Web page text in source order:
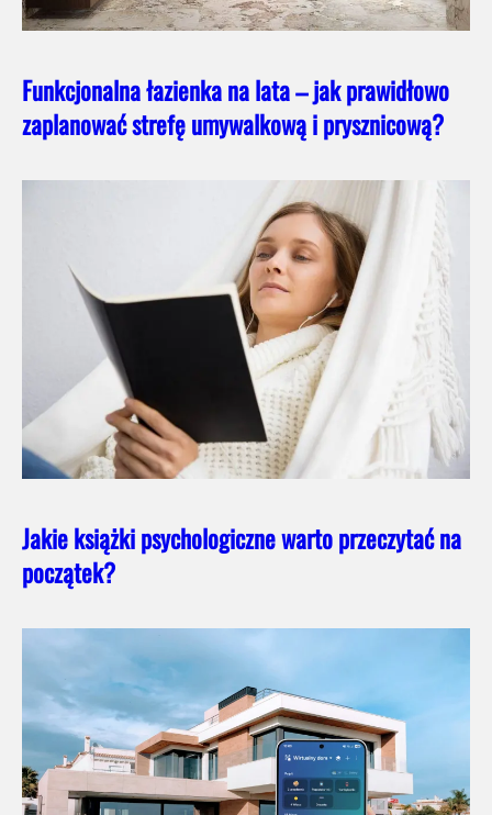
Funkcjonalna łazienka na lata – jak prawidłowo
zaplanować strefę umywalkową i prysznicową?
Jakie książki psychologiczne warto przeczytać na
początek?